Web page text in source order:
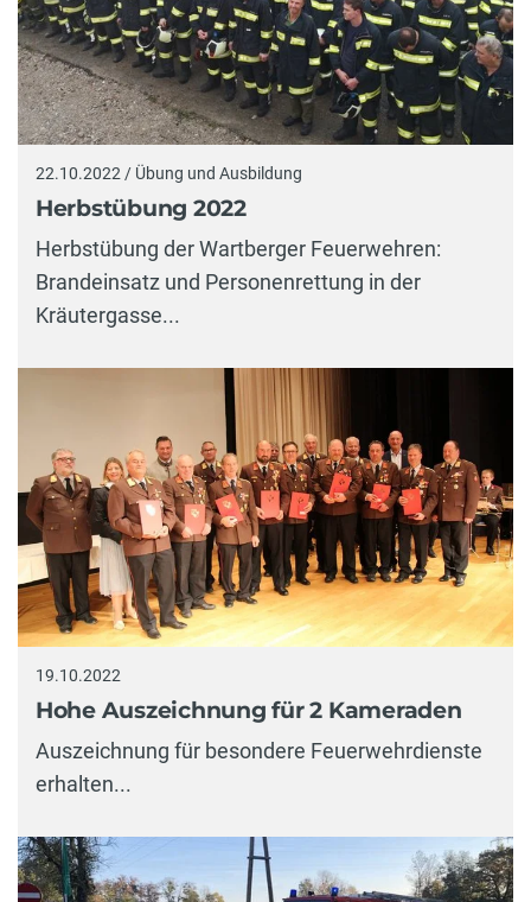
22.10.2022 / Übung und Ausbildung
Herbstübung 2022
Herbstübung der Wartberger Feuerwehren:
Brandeinsatz und Personenrettung in der
Kräutergasse...
19.10.2022
Hohe Auszeichnung für 2 Kameraden
Auszeichnung für besondere Feuerwehrdienste
erhalten...